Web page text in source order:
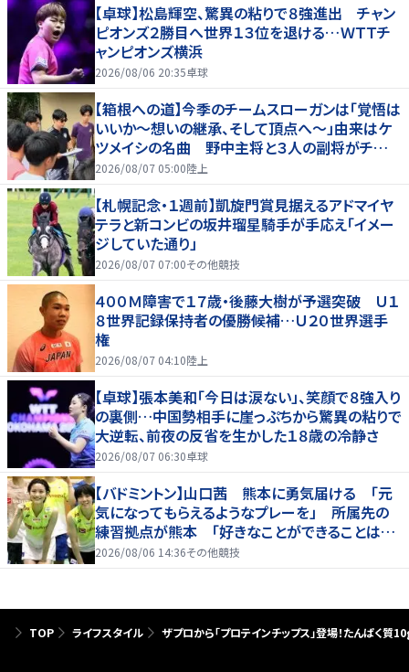
【卓球】松島輝空、驚異の粘りで８強進出 チャン
ピオンズ２勝目へ世界１３位を退ける…ＷＴＴチ
ャンピオンズ横浜
2026/08/06 20:35卓球
【箱根への道】今季のチームスローガンは「覚悟は
いいか～想いの継承、そして頂点へ～」由来はケ
ツメイシの名曲 野中主将と３人の副将がチーム
を引っ張る…夏合宿特集第１弾、国学院大
2026/08/07 05:00陸上
【札幌記念・１週前】凱旋門賞見据えるアドマイヤ
テラと新コンビの坂井瑠星騎手が手応え「イメー
ジしていた通り」
2026/08/07 07:00その他競技
４００Ｍ障害で１７歳・後藤大樹が予選突破 Ｕ１
８世界記録保持者の優勝候補…Ｕ２０世界選手
権
2026/08/07 04:10陸上
【卓球】張本美和「今日は涙ない」、笑顔で８強入り
の裏側…中国勢相手に崖っぷちから驚異の粘りで
大逆転、前夜の反省を生かした１８歳の冷静さ
2026/08/07 06:30卓球
【バドミントン】山口茜 熊本に勇気届ける 「元
気になってもらえるようなプレーを」 所属先の
練習拠点が熊本 「好きなことができることは当
たり前じゃない」
2026/08/06 14:36その他競技
TOP ライフスタイル ザプロから「プロテインチップス」登場！たんぱく